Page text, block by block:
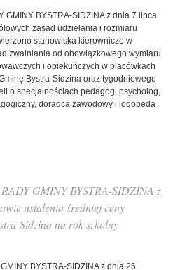
GMINY BYSTRA-SIDZINA z dnia 7 lipca
zasad udzielania i rozmiaru
stanowiska kierownicze w
zwalniania od obowiązkowego wymiaru
i opiekuńczych w placówkach
Bystra-Sidzina oraz tygodniowego
o specjalnościach pedagog, psycholog,
doradca zawodowy i logopeda
Z DNIA 7 LIPCA 2022 R. W
KTÓRYM POWIERZONO
KIEROWNICZE W PLACÓWKACH
ORAZ ZASAD ZWALNIANIA OD OB
GMINY BYSTRA-SIDZINA z
ustalenia średniej ceny
Sidzina na rok szkolny
BYSTRA-SIDZINA z dnia 26